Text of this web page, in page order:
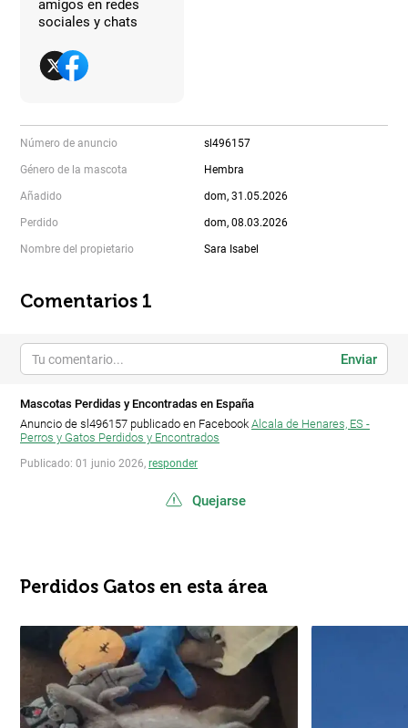
amigos en redes
sociales y chats
Número de anuncio sl496157
Género de la mascota Hembra
Añadido dom, 31.05.2026
Perdido dom, 08.03.2026
Nombre del propietario Sara Isabel
Comentarios 1
Enviar
Mascotas Perdidas y Encontradas en España
Anuncio de sl496157 publicado en Facebook Alcala de Henares, ES -
Perros y Gatos Perdidos y Encontrados
Publicado: 01 junio 2026, responder
Quejarse
Perdidos Gatos en esta área